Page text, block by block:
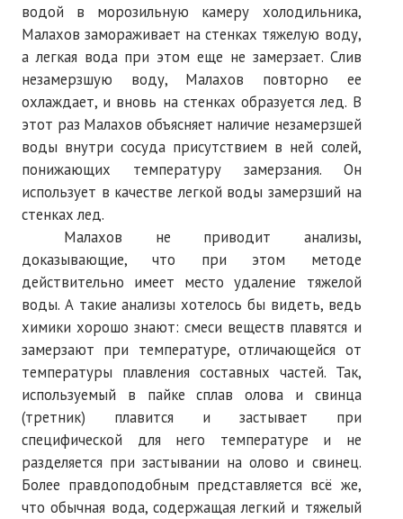
водой в морозильную камеру холодильника,
Малахов замораживает на стенках тяжелую воду,
а легкая вода при этом еще не замерзает. Слив
незамерзшую воду, Малахов повторно ее
охлаждает, и вновь на стенках образуется лед. В
этот раз Малахов объясняет наличие незамерзшей
воды внутри сосуда присутствием в ней солей,
понижающих температуру замерзания. Он
использует в качестве легкой воды замерзший на
стенках лед.
Малахов не приводит анализы,
доказывающие, что при этом методе
действительно имеет место удаление тяжелой
воды. А такие анализы хотелось бы видеть, ведь
химики хорошо знают: смеси веществ плавятся и
замерзают при температуре, отличающейся от
температуры плавления составных частей. Так,
используемый в пайке сплав олова и свинца
(третник) плавится и застывает при
специфической для него температуре и не
разделяется при застывании на олово и свинец.
Более правдоподобным представляется всё же,
что обычная вода, содержащая легкий и тяжелый